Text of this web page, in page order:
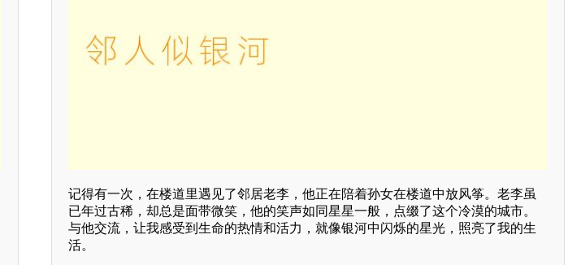
记得有一次，在楼道里遇见了邻居老李，他正在陪着孙女在楼道中放风筝。老李虽
已年过古稀，却总是面带微笑，他的笑声如同星星一般，点缀了这个冷漠的城市。
与他交流，让我感受到生命的热情和活力，就像银河中闪烁的星光，照亮了我的生
活。